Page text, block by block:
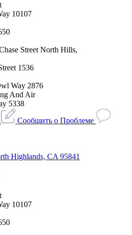
10107
Street North Hills,
1536
Way 2876
And Air
5338
Сообщить о Проблеме
Highlands, CA 95841
10107